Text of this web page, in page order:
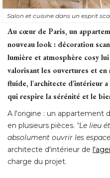
Salon et cuisine dans un esprit
Au cœur de Paris, un
nouveau look : décoration
lumière et atmosphère cosy
valorisant les ouvertures et
fluide, l'architecte d'intérieur
qui respire la sérénité et le
A l'origine : un appartement
en plusieurs pièces. "Le lieu
absolument ouvrir les
architecte d'intérieur de
charge du projet.